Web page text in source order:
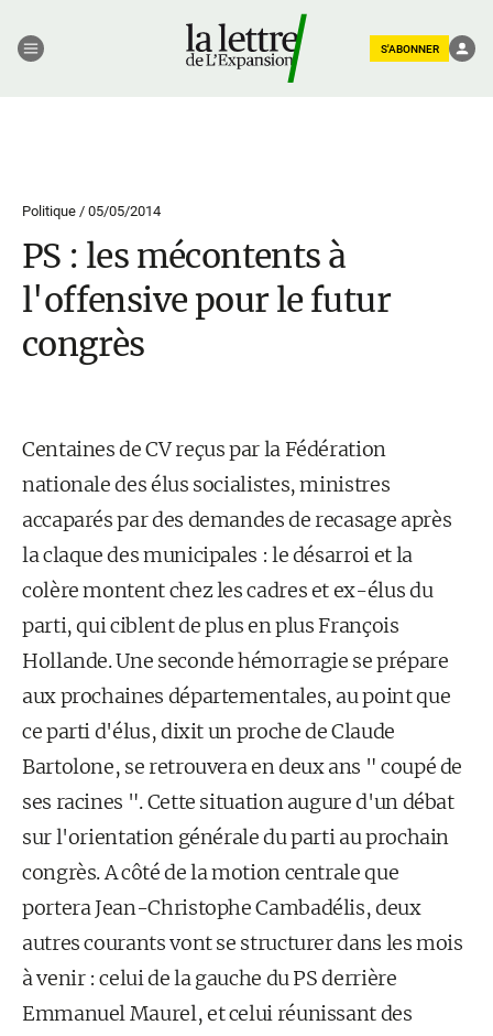
S'ABONNER
Politique / 05/05/2014
PS : les mécontents à
l'offensive pour le futur
congrès
Centaines de CV reçus par la Fédération
nationale des élus socialistes, ministres
accaparés par des demandes de recasage après
la claque des municipales : le désarroi et la
colère montent chez les cadres et ex-élus du
parti, qui ciblent de plus en plus François
Hollande. Une seconde hémorragie se prépare
aux prochaines départementales, au point que
ce parti d'élus, dixit un proche de Claude
Bartolone, se retrouvera en deux ans " coupé de
ses racines ". Cette situation augure d'un débat
sur l'orientation générale du parti au prochain
congrès. A côté de la motion centrale que
portera Jean-Christophe Cambadélis, deux
autres courants vont se structurer dans les mois
à venir : celui de la gauche du PS derrière
Emmanuel Maurel, et celui réunissant des